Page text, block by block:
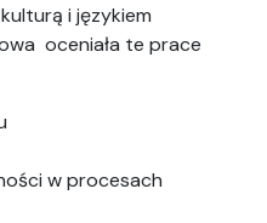
i językiem
oceniała te prace
w procesach